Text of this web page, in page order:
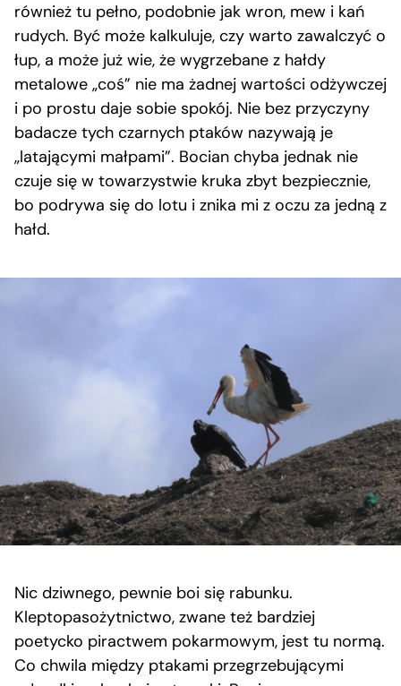
również tu pełno, podobnie jak wron, mew i kań
rudych. Być może kalkuluje, czy warto zawalczyć o
łup, a może już wie, że wygrzebane z hałdy
metalowe „coś” nie ma żadnej wartości odżywczej
i po prostu daje sobie spokój. Nie bez przyczyny
badacze tych czarnych ptaków nazywają je
„latającymi małpami”. Bocian chyba jednak nie
czuje się w towarzystwie kruka zbyt bezpiecznie,
bo podrywa się do lotu i znika mi z oczu za jedną z
hałd.
Nic dziwnego, pewnie boi się rabunku.
Kleptopasożytnictwo, zwane też bardziej
poetycko piractwem pokarmowym, jest tu normą.
Co chwila między ptakami przegrzebującymi